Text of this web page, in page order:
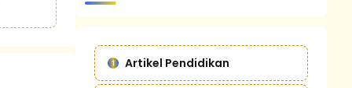
Artikel Pendidikan